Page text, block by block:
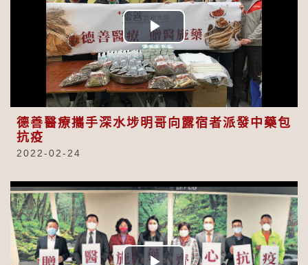
Play
Video
德善醫療攜手深水埗明哥向露宿者派發中藥包
抗疫
2022-02-24